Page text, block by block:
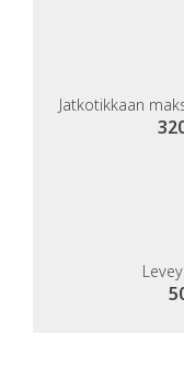
Jatkotikkaan